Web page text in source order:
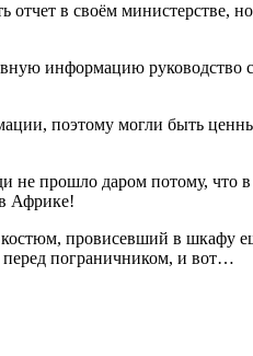
отчет в своём
информацию
поэтому могли быть
прошло даром потому, что
Африке!
провисевший в шкафу
перед пограничником, и вот…